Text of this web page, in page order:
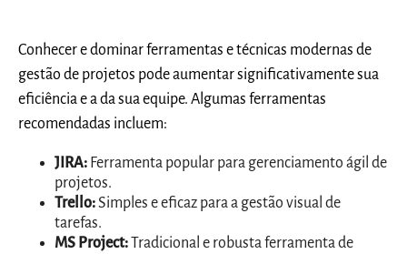
Conhecer e dominar ferramentas e técnicas modernas de
gestão de projetos pode aumentar significativamente sua
eficiência e a da sua equipe. Algumas ferramentas
recomendadas incluem:
JIRA: Ferramenta popular para gerenciamento ágil de
projetos.
Trello:Simples e eficaz para a gestão visual de
tarefas.
MS Project: Tradicional e robusta ferramenta de